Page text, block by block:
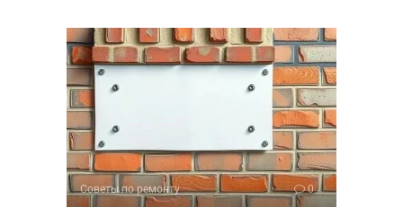
Советы по ремонту 0